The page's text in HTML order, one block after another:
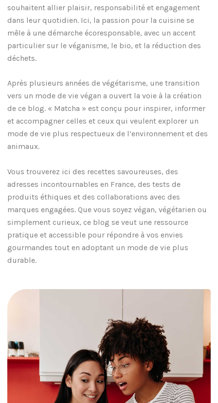
souhaitent allier plaisir, responsabilité et engagement
dans leur quotidien. Ici, la passion pour la cuisine se
mêle à une démarche écoresponsable, avec un accent
particulier sur le véganisme, le bio, et la réduction des
déchets.
Après plusieurs années de végétarisme, une transition
vers un mode de vie végan a ouvert la voie à la création
de ce blog. « Matcha » est conçu pour inspirer, informer
et accompagner celles et ceux qui veulent explorer un
mode de vie plus respectueux de l’environnement et des
animaux.
Vous trouverez ici des recettes savoureuses, des
adresses incontournables en France, des tests de
produits éthiques et des collaborations avec des
marques engagées. Que vous soyez végan, végétarien ou
simplement curieux, ce blog se veut une ressource
pratique et accessible pour répondre à vos envies
gourmandes tout en adoptant un mode de vie plus
durable.